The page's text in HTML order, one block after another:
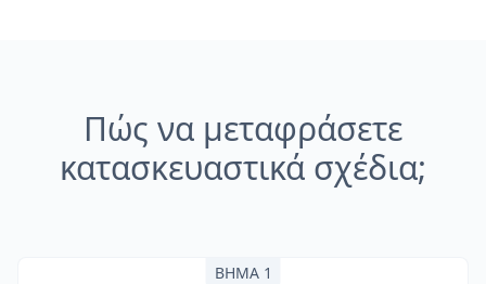
Πώς να μεταφράσετε
κατασκευαστικά σχέδια;
ΒΉΜΑ 1